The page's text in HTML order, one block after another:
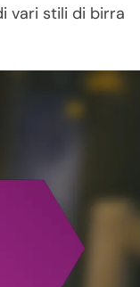
vari stili di birra